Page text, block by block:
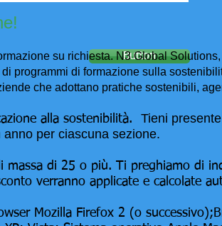
Button
su richiesta. N3 Global
programmi di formazione sulla
che adottano pratiche sostenibili,
alla sostenibilità.
Tieni
per ciascuna sezione.
massa di 25 o più. Ti preghiamo di
verranno applicate e calcolate
Mozilla Firefox 2 (o